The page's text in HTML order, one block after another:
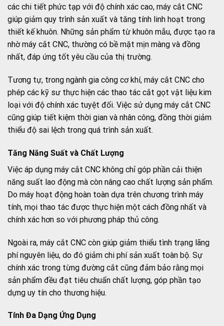
các chi tiết phức tạp với độ chính xác cao, máy cắt CNC
giúp giảm quy trình sản xuất và tăng tính linh hoạt trong
thiết kế khuôn. Những sản phẩm từ khuôn mẫu, được tạo ra
nhờ máy cắt CNC, thường có bề mặt mịn màng và đồng
nhất, đáp ứng tốt yêu cầu của thị trường.
Tương tự, trong ngành gia công cơ khí, máy cắt CNC cho
phép các kỹ sư thực hiện các thao tác cắt gọt vật liệu kim
loại với độ chính xác tuyệt đối. Việc sử dụng máy cắt CNC
cũng giúp tiết kiệm thời gian và nhân công, đồng thời giảm
thiểu độ sai lệch trong quá trình sản xuất.
Tăng Năng Suất và Chất Lượng
Việc áp dụng máy cắt CNC không chỉ góp phần cải thiện
năng suất lao động mà còn nâng cao chất lượng sản phẩm.
Do máy hoạt động hoàn toàn dựa trên chương trình máy
tính, mọi thao tác được thực hiện một cách đồng nhất và
chính xác hơn so với phương pháp thủ công.
Ngoài ra, máy cắt CNC còn giúp giảm thiểu tình trạng lãng
phí nguyên liệu, do đó giảm chi phí sản xuất toàn bộ. Sự
chính xác trong từng đường cắt cũng đảm bảo rằng mọi
sản phẩm đều đạt tiêu chuẩn chất lượng, góp phần tạo
dựng uy tín cho thương hiệu.
Tính Đa Dạng Ứng Dụng